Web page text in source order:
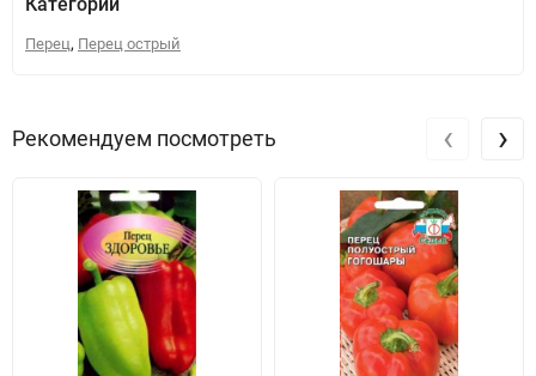
Перец, Перец острый
Рекомендуем посмотреть ‹ ›